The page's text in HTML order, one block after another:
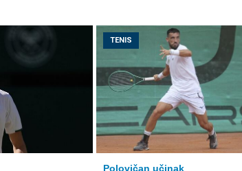
TENIS
Polovičan učinak